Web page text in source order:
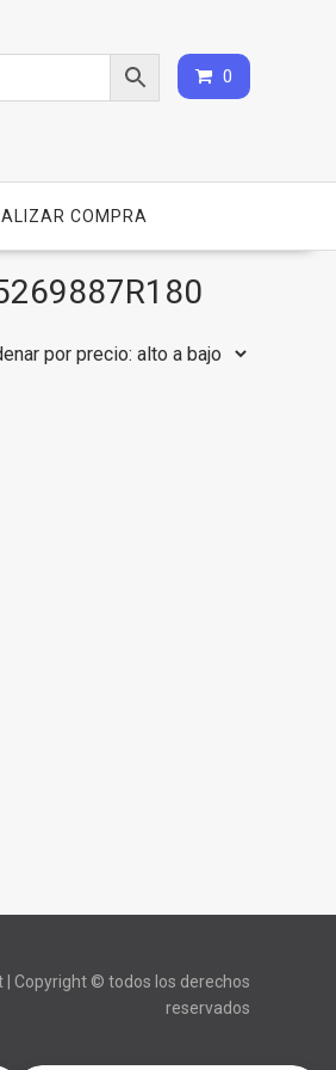
0
COMPRA
| Copyright © todos los derechos
reservados